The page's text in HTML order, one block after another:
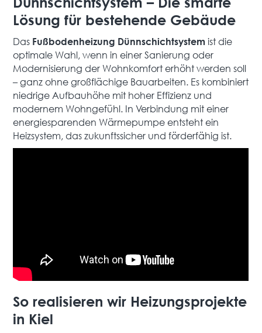
Lösung für bestehende Gebäude
Das Fußbodenheizung Dünnschichtsystem ist die
optimale Wahl, wenn in einer Sanierung oder
Modernisierung der Wohnkomfort erhöht werden soll
– ganz ohne großflächige Bauarbeiten. Es kombiniert
niedrige Aufbauhöhe mit hoher Effizienz und
modernem Wohngefühl. In Verbindung mit einer
energiesparenden Wärmepumpe entsteht ein
Heizsystem, das zukunftssicher und förderfähig ist.
So realisieren wir Heizungsprojekte
in Kiel